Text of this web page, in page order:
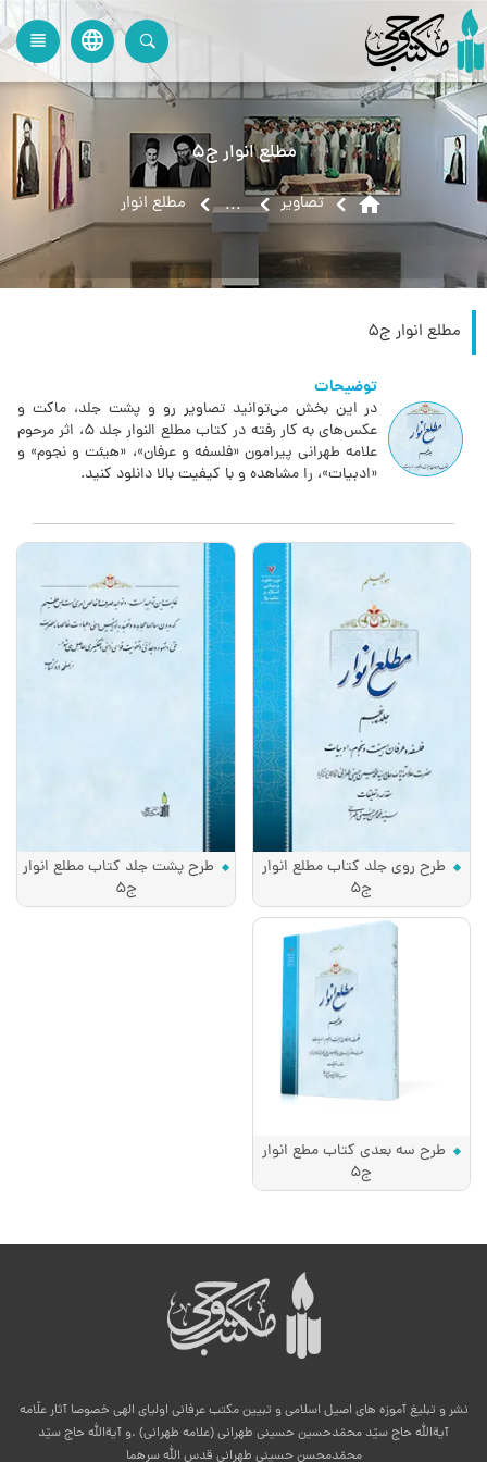
language
view_headline
مطلع انوار ج5
home تصاویر ... مطلع انوار
مطلع انوار ج5
توضیحات
در این بخش می‌توانید تصاویر رو و پشت جلد، ماکت و
عکس‌های به کار رفته در کتاب مطلع النوار جلد 5‏، اثر مرحوم
علامه طهرانی پیرامون «فلسفه و عرفان»، «هیئت و نجوم» و
«ادبیات»، را مشاهده و با کیفیت بالا دانلود کنید.
طرح روی جلد کتاب مطلع انوار
ج5
طرح پشت جلد کتاب مطلع انوار
ج5
طرح سه بعدی کتاب مطع انوار
ج5
نشر و تبلیغ آموزه های اصیل اسلامی و تبیین مکتب عرفانی اولیای الهی خصوصا آثار علّامه
آیةالله حاج سیّد محمّدحسین حسینی طهرانی (علامه طهرانی) .و آیةالله حاج سیّد
محمّدمحسن حسینی طهرانی قدس الله سرهما